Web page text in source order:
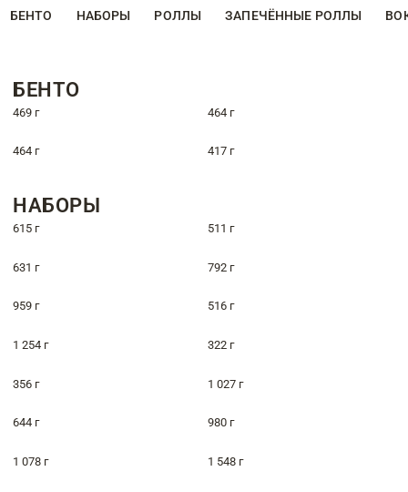
БЕНТО НАБОРЫ РОЛЛЫ ЗАПЕЧЁННЫЕ РОЛЛЫ
БЕНТО
469 г 464 г
464 г 417 г
НАБОРЫ
615 г 511 г
631 г 792 г
959 г 516 г
1 254 г 322 г
356 г 1 027 г
644 г 980 г
1 078 г 1 548 г